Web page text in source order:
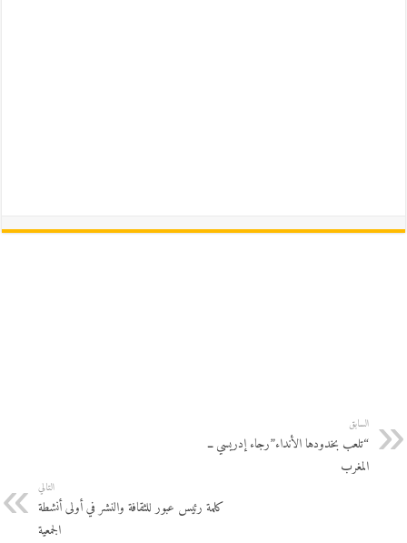
السابق
“تلعب بخدودها الأنداء”رجاء إدريسي ــ
المغرب
التالي
كلمة رئيس عبور للثقافة والنشر في أولى أنشطة
الجمعية